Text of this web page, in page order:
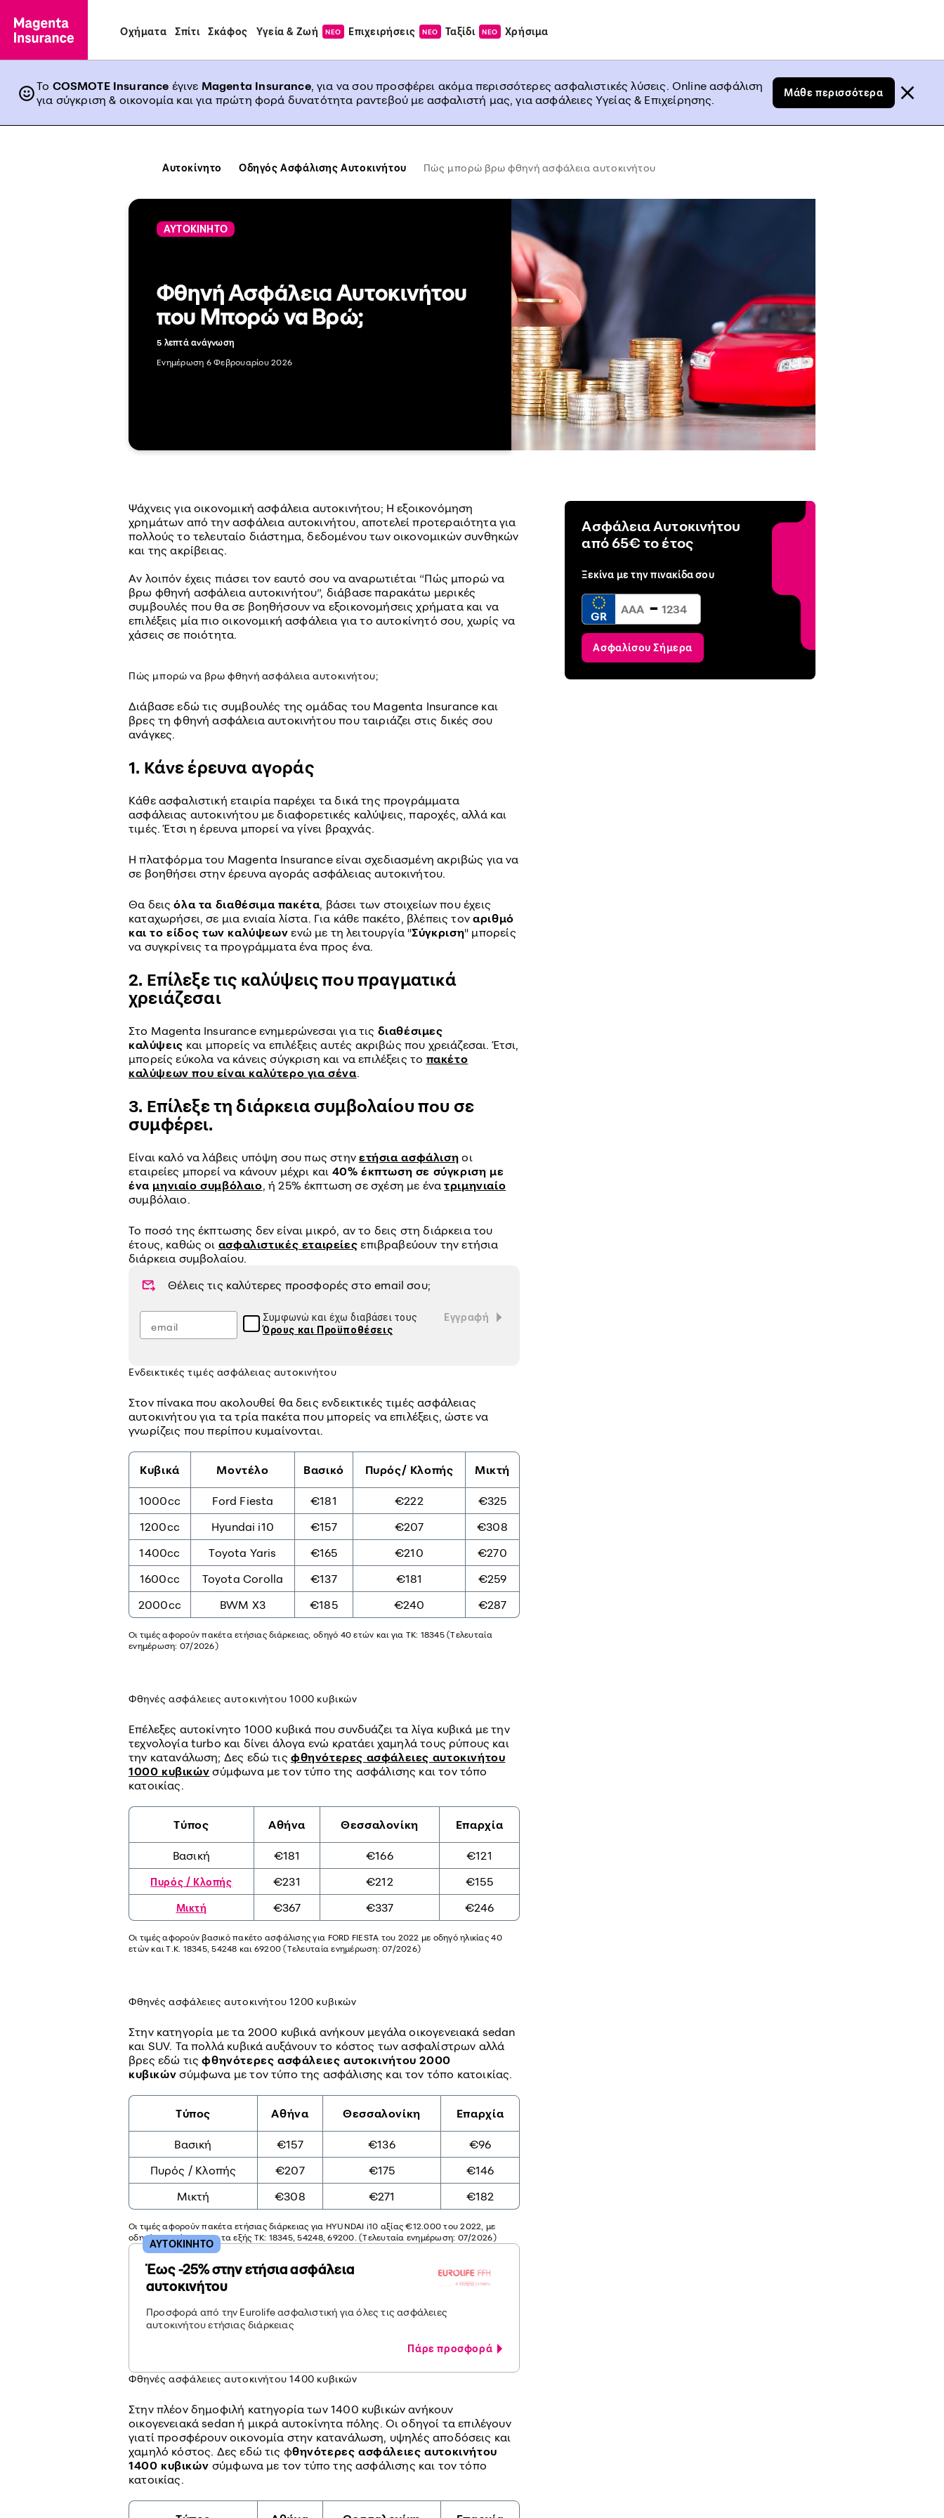
Οχήματα Σπίτι Σκάφος Υγεία & Ζωή ΝΕΟ Επιχειρήσεις ΝΕΟ Ταξίδι ΝΕΟ Χρήσιμα
Το COSMOTE Insurance έγινε Magenta Insurance, για να σου προσφέρει ακόμα περισσότερες ασφαλιστικές λύσεις. Online ασφάλιση
για σύγκριση & οικονομία και για πρώτη φορά δυνατότητα ραντεβού με ασφαλιστή μας, για ασφάλειες Υγείας & Επιχείρησης.
Μάθε περισσότερα
Αυτοκίνητο Οδηγός Ασφάλισης Αυτοκινήτου Πώς μπορώ βρω φθηνή ασφάλεια αυτοκινήτου
ΑΥΤΟΚΙΝΗΤΟ
Φθηνή Ασφάλεια Αυτοκινήτου
που Μπορώ να Βρώ;
5 λεπτά ανάγνωση
Ενημέρωση 6 Φεβρουαρίου 2026
Ψάχνεις για οικονομική ασφάλεια αυτοκινήτου; Η εξοικονόμηση
χρημάτων από την ασφάλεια αυτοκινήτου, αποτελεί προτεραιότητα για
πολλούς το τελευταίο διάστημα, δεδομένου των οικονομικών συνθηκών
και της ακρίβειας.
Αν λοιπόν έχεις πιάσει τον εαυτό σου να αναρωτιέται “Πώς μπορώ να
βρω φθηνή ασφάλεια αυτοκινήτου”, διάβασε παρακάτω μερικές
συμβουλές που θα σε βοηθήσουν να εξοικονομήσεις χρήματα και να
επιλέξεις μία πιο οικονομική ασφάλεια για το αυτοκίνητό σου, χωρίς να
χάσεις σε ποιότητα.
Πώς μπορώ να βρω φθηνή ασφάλεια αυτοκινήτου;
Διάβασε εδώ τις συμβουλές της ομάδας του Magenta Insurance και
βρες τη φθηνή ασφάλεια αυτοκινήτου που ταιριάζει στις δικές σου
ανάγκες.
1. Κάνε έρευνα αγοράς
Κάθε ασφαλιστική εταιρία παρέχει τα δικά της προγράμματα
ασφάλειας αυτοκινήτου με διαφορετικές καλύψεις, παροχές, αλλά και
τιμές. Έτσι η έρευνα μπορεί να γίνει βραχνάς.
Η πλατφόρμα του Magenta Insurance είναι σχεδιασμένη ακριβώς για να
σε βοηθήσει στην έρευνα αγοράς ασφάλειας αυτοκινήτου.
Θα δειςόλα τα διαθέσιμα πακέτα, βάσει των στοιχείων που έχεις
καταχωρήσει, σε μια ενιαία λίστα. Για κάθε πακέτο, βλέπεις τοναριθμό
και το είδος των καλύψεων ενώ με τη λειτουργία "Σύγκριση" μπορείς
να συγκρίνεις τα προγράμματα ένα προς ένα.
2. Επίλεξε τις καλύψεις που πραγματικά
χρειάζεσαι
Στο Magenta Insurance ενημερώνεσαι για τις διαθέσιμες
καλύψεις και μπορείς να επιλέξεις αυτές ακριβώς που χρειάζεσαι. Έτσι,
μπορείς εύκολα να κάνεις σύγκριση και να επιλέξεις το πακέτο
καλύψεων που είναι καλύτερο για σένα.
3. Επίλεξε τη διάρκεια συμβολαίου που σε
συμφέρει.
Είναι καλό να λάβεις υπόψη σου πως στηνετήσια ασφάλιση οι
εταιρείες μπορεί να κάνουν μέχρι και 40% έκπτωση σε σύγκριση με
ένα μηνιαίο συμβόλαιο, ή 25% έκπτωση σε σχέση με ένατριμηνιαίο
συμβόλαιο.
Το ποσό της έκπτωσης δεν είναι μικρό, αν το δεις στη διάρκεια του
έτους, καθώς οι ασφαλιστικές εταιρείες επιβραβεύουν την ετήσια
διάρκεια συμβολαίου.
Θέλεις τις καλύτερες προσφορές στοemail σου;
Συμφωνώ και έχω διαβάσει τους
Όρους και Προϋποθέσεις
Εγγραφή
Ενδεικτικές τιμές ασφάλειας αυτοκινήτου
Στον πίνακα που ακολουθεί θα δεις ενδεικτικές τιμές ασφάλειας
αυτοκινήτου για τα τρία πακέτα που μπορείς να επιλέξεις, ώστε να
γνωρίζεις που περίπου κυμαίνονται.
Κυβικά Μοντέλο Βασικό Πυρός/ Κλοπής Μικτή
1000cc Ford Fiesta €181 €222
€325
1200cc
Hyundai i10 €157 €207
€308
1400cc
Toyota Yaris €165 €210
€270
1600cc
Toyota Corolla €137 €181
€259
2000cc
BWM X3 €185 €240 €287
Οι τιμές αφορούν πακέτα ετήσιας διάρκειας, οδηγό 40 ετών και για ΤΚ: 18345 (Τελευταία
ενημέρωση: 07/2026)
Φθηνές ασφάλειες αυτοκινήτου 1000 κυβικών
Επέλεξες αυτοκίνητο 1000 κυβικά που συνδυάζει τα λίγα κυβικά με την
τεχνολογία turbo και δίνει άλογα ενώ κρατάει χαμηλά τους ρύπους και
την κατανάλωση; Δες εδώ τις φθηνότερες ασφάλειες αυτοκινήτου
1000 κυβικών σύμφωνα με τον τύπο της ασφάλισης και τον τόπο
κατοικίας.
Τύπος Αθήνα Θεσσαλονίκη Επαρχία
Βασική €181 €166 €121
Πυρός / Κλοπής €231 €212 €155
Μικτή €367 €337 €246
Οι τιμές αφορούν βασικό πακέτο ασφάλισης για FORD FIESTA του 2022 με οδηγό ηλικίας 40
ετών και Τ.Κ. 18345, 54248 και 69200 (Τελευταία ενημέρωση: 07/2026)
Φθηνές ασφάλειες αυτοκινήτου 1200 κυβικών
Στην κατηγορία με τα 2000 κυβικά ανήκουν μεγάλα οικογενειακά sedan
και SUV. Τα πολλά κυβικά αυξάνουν το κόστος των ασφαλίστρων αλλά
βρες εδώ τιςφθηνότερες ασφάλειες αυτοκινήτου 2000
κυβικών σύμφωνα με τον τύπο της ασφάλισης και τον τόπο κατοικίας.
Τύπος Αθήνα Θεσσαλονίκη Επαρχία
Βασική €157 €136
€96
Πυρός / Κλοπής
€207 €175
€146
Μικτή
€308 €271 €182
Οι τιμές αφορούν πακέτα ετήσιας διάρκειας για HYUNDAI i10 αξίας €12.000 του 2022, με
οδηγό 40 ετών και για τα εξής ΤΚ: 18345, 54248, 69200. (Τελευταία ενημέρωση: 07/2026)
Έως -25% στην ετήσια ασφάλεια
αυτοκινήτου
Προσφορά από την Eurolife ασφαλιστική για όλες τις ασφάλειες
αυτοκινήτου ετήσιας διάρκειας
Πάρε προσφορά
ΑΥΤΟΚΙΝΗΤΟ
Φθηνές ασφάλειες αυτοκινήτου 1400 κυβικών
Στην πλέον δημοφιλή κατηγορία των 1400 κυβικών ανήκουν
οικογενειακά sedan ή μικρά αυτοκίνητα πόλης. Οι οδηγοί τα επιλέγουν
γιατί προσφέρουν οικονομία στην κατανάλωση, υψηλές αποδόσεις και
χαμηλό κόστος. Δες εδώ τις φθηνότερες ασφάλειες αυτοκινήτου
1400 κυβικών σύμφωνα με τον τύπο της ασφάλισης και τον τόπο
κατοικίας.
Ασφάλεια Αυτοκινήτου
από 65€ το έτος
Ξεκίνα με την πινακίδα σου
GR -
Ασφαλίσου Σήμερα